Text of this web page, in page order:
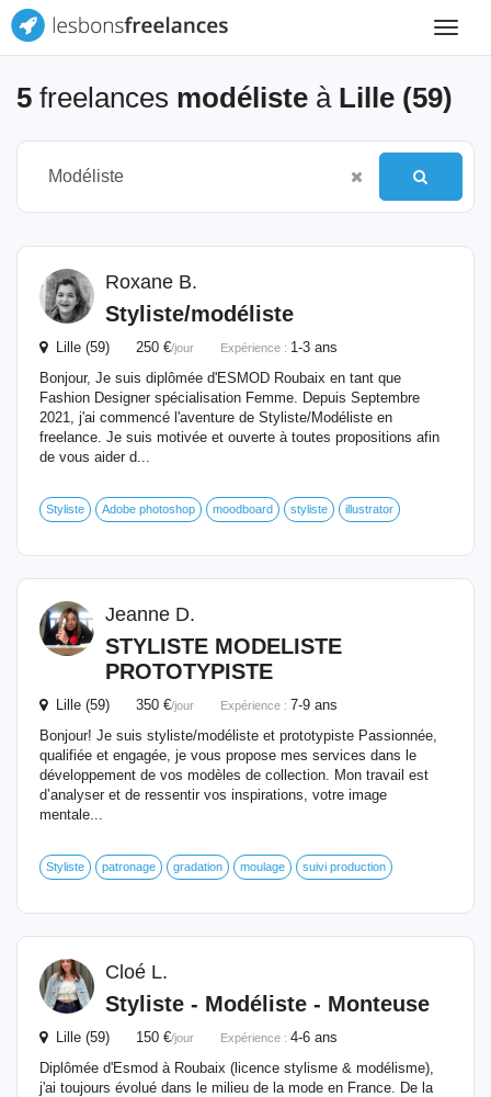
Toggle
5 freelances modéliste à Lille (59)
Roxane B.
Styliste/modéliste
Lille (59) 250 €/jour Expérience : 1-3 ans
Bonjour, Je suis diplômée d'ESMOD Roubaix en tant que
Fashion Designer spécialisation Femme. Depuis Septembre
2021, j'ai commencé l'aventure de Styliste/Modéliste en
freelance. Je suis motivée et ouverte à toutes propositions afin
de vous aider d...
Styliste Adobe photoshop moodboard styliste illustrator
Jeanne D.
STYLISTE MODELISTE
PROTOTYPISTE
Lille (59) 350 €/jour Expérience : 7-9 ans
Bonjour! Je suis styliste/modéliste et prototypiste Passionnée,
qualifiée et engagée, je vous propose mes services dans le
développement de vos modèles de collection. Mon travail est
d’analyser et de ressentir vos inspirations, votre image
mentale...
Styliste patronage gradation moulage suivi production
Cloé L.
Styliste - Modéliste - Monteuse
Lille (59) 150 €/jour Expérience : 4-6 ans
Diplômée d'Esmod à Roubaix (licence stylisme & modélisme),
j'ai toujours évolué dans le milieu de la mode en France. De la